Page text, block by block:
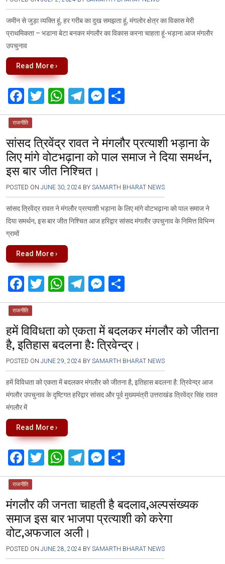
k
p
जमीन से जुड़ा व्यक्ति हूं, हर गरीब का दुख समझता हूं, मंगलोर क्षेत्र का विकास मेरी
प्राथमिकता – भडाना बेटा बनकर मंगलौर का विकास करना चाहता हूं-भड़ाना आज मंगलौर
उपचुनाव
Read More ›
F
a
ce
b
o
o
k
T
wi
er
W
h
s
A
p
p
T
el
gr
a
m
M
es
n
g
h
e
राजनीति
सांसद त्रिवेंद्र रावत ने मंगलौर प्रत्याशी भड़ाना के
लिए मांगे वोटभढ़ाना को पाल समाज ने दिया समर्थन,
इस बार जीत निश्चित।
POSTED ON JUNE 30, 2024 BY SAMARTH BHARAT NEWS
सांसद त्रिवेंद्र रावत ने मंगलौर प्रत्याशी भड़ाना के लिए मांगे वोटभढ़ाना को पाल समाज ने
दिया समर्थन, इस बार जीत निश्चित आज हरिद्वार सांसद मंगलौर उपचुनाव के निमित्त विभिन्न
ग्रामों
Read More ›
F
a
ce
b
o
o
k
T
wi
er
W
h
s
A
p
p
T
el
gr
a
m
M
es
n
g
er
h
e
राजनीति
हमें विविधता को एकता में बदलकर मंगलौर को जीतना
है, इतिहास बदलना है: त्रिवेन्द्र।
POSTED ON JUNE 29, 2024 BY SAMARTH BHARAT NEWS
हमें विविधता को एकता में बदलकर मंगलौर को जीतना है, इतिहास बदलना है: त्रिवेन्द्र आज
मंगलौर उपचुनाव के दृष्टिगत हरिद्वार सांसद और पूर्व मुख्यमंत्री उत्तराखंड त्रिवेंद्र सिंह रावत
मंगलौर में
Read More ›
F
a
ce
b
o
o
k
T
wi
er
W
h
s
A
p
p
T
el
gr
a
m
M
es
n
g
h
e
राजनीति
मंगलौर की जनता चाहती है बदलाव,अल्पसंख्यक
समाज इस बार भाजपा प्रत्याशी को करेगा
वोट,अफजाल अली।
POSTED ON JUNE 28, 2024 BY SAMARTH BHARAT NEWS